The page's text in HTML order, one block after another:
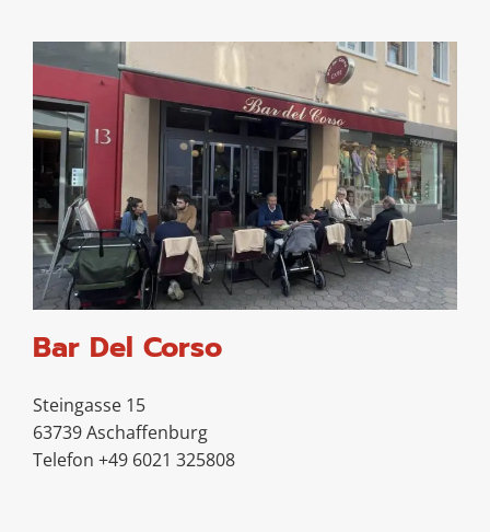
Bar Del Corso
Steingasse 15
63739 Aschaffenburg
Telefon +49 6021 325808